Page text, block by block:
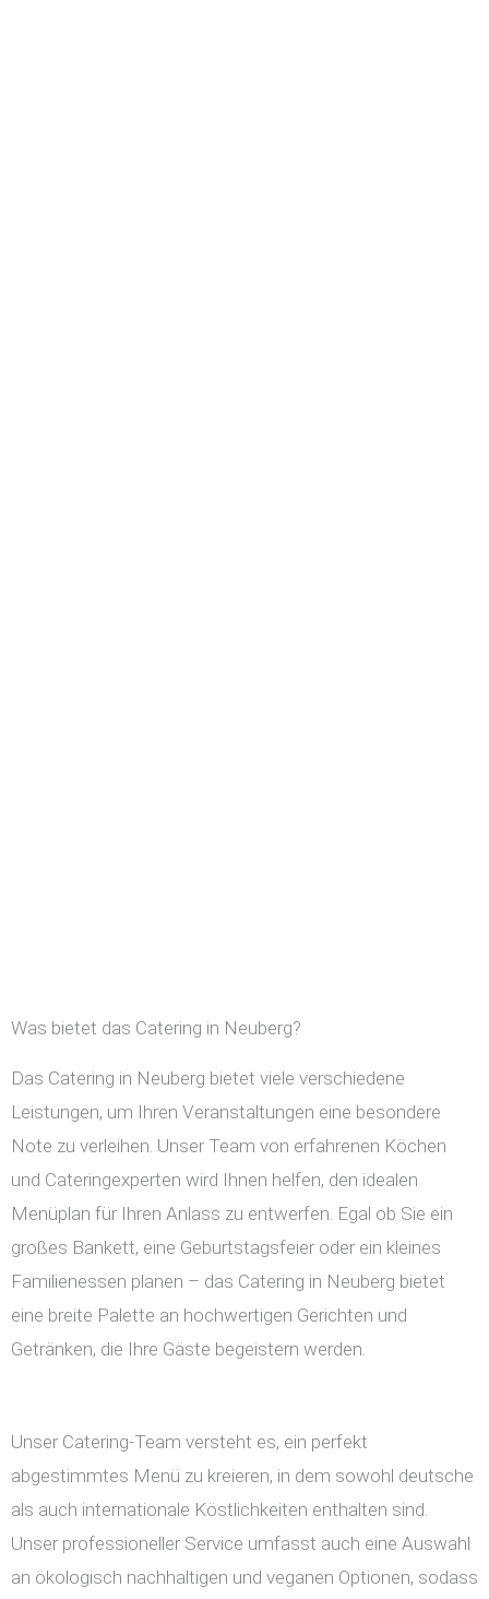
Was bietet das Catering in Neuberg?
Das Catering in Neuberg bietet viele verschiedene
Leistungen, um Ihren Veranstaltungen eine besondere
Note zu verleihen. Unser Team von erfahrenen Köchen
und Cateringexperten wird Ihnen helfen, den idealen
Menüplan für Ihren Anlass zu entwerfen. Egal ob Sie ein
großes Bankett, eine Geburtstagsfeier oder ein kleines
Familienessen planen – das Catering in Neuberg bietet
eine breite Palette an hochwertigen Gerichten und
Getränken, die Ihre Gäste begeistern werden.
Unser Catering-Team versteht es, ein perfekt
abgestimmtes Menü zu kreieren, in dem sowohl deutsche
als auch internationale Köstlichkeiten enthalten sind.
Unser professioneller Service umfasst auch eine Auswahl
an ökologisch nachhaltigen und veganen Optionen, sodass